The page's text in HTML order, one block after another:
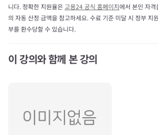
니다. 정확한 지원율은고용24 공식 홈페이지에서 본인 자격
의 자동 산정 금액을 참고하세요. 수료 기준 미달 시 정부 지
부를 환수당할 수 있습니다.
이 강의와 함께 본 강의